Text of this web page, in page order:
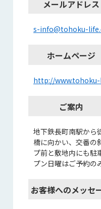
メールアドレス
s-info@tohoku-
ホームページ
http://
ご案内
地下鉄長町南駅から
橋に向かい、交番の
プ前と敷地内にも駐
プン日曜はご予約の
お客様へのメッセ